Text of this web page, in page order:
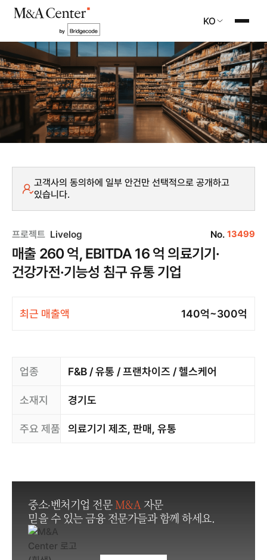
KO
고객사의 동의하에 일부 안건만 선택적으로 공개하고
있습니다.
프로젝트 Livelog No. 13499
매출 260 억, EBITDA 16 억 의료기기·
건강가전·기능성 침구 유통 기업
최근 매출액 140억~300억
업종 F&B / 유통 / 프랜차이즈 / 헬스케어
소재지 경기도
주요 제품 의료기기 제조, 판매, 유통
중소·벤처기업 전문M&A 자문
믿을 수 있는 금융 전문가들과 함께 하세요.